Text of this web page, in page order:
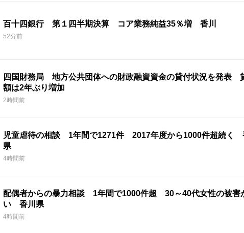
百十四銀行 第１四半期決算 コア業務純益35％増 香川
52分前
四国財務局 地方公共団体への財政融資資金の貸付状況を発表
額は2年ぶり増加
2時間前
児童虐待の相談 1年間で1271件 2017年度から1000件超続く
県
4時間前
配偶者からの暴力相談 1年間で1000件超 30～40代女性の被害
い 香川県
4時間前